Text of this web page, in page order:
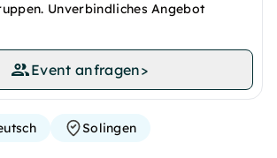
Unverbindliches Angebot
Event anfragen>
Solingen